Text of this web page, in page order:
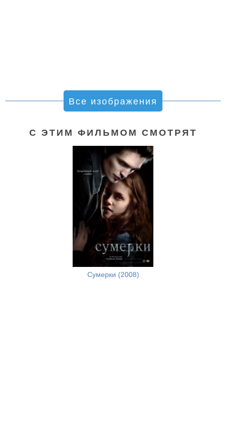
Все изображения
С ЭТИМ ФИЛЬМОМ СМОТРЯТ
Сумерки (2008)